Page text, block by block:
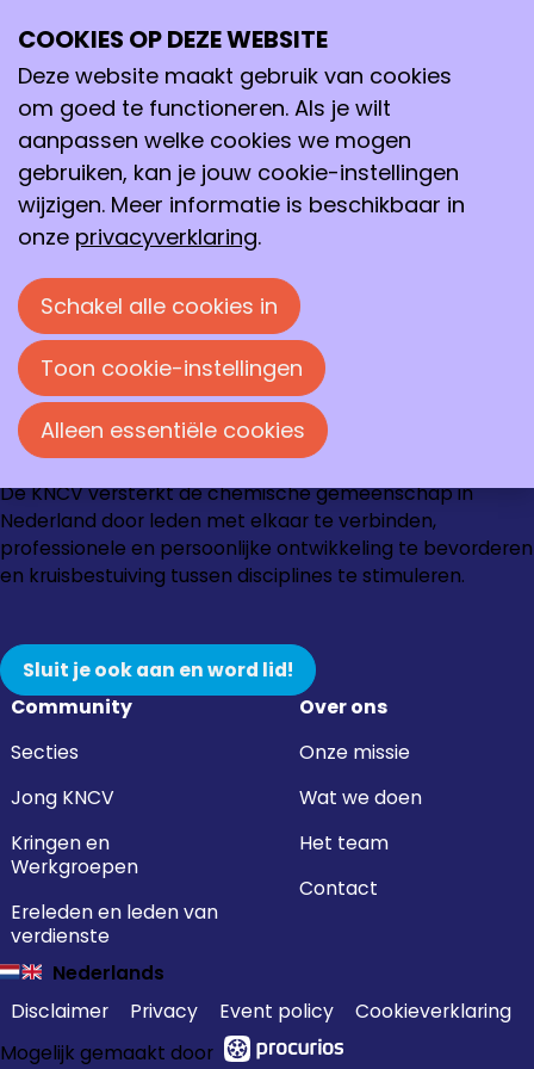
Archief 2023
maart 2023
maart 2023
Archief >2023 >maart
08-03-2023 - Eye-opener van de maand:
René Rozendal
Loire 150
2491 AK Den Haag
070 337 87 90
kncv@kncv.nl
Ga
naar
Instagram
Ga
naar
Facebook
Ga
naar
LinkedIn
Ga
naar
YouTube
Community
Secties
Jong KNCV
Kringen en
Werkgroepen
Ereleden en leden van
verdienste
Over ons
Onze missie
Wat we doen
Het team
Contact
De KNCV versterkt de chemische gemeenschap in
Nederland door leden met elkaar te verbinden,
professionele en persoonlijke ontwikkeling te bevorderen
en kruisbestuiving tussen disciplines te stimuleren.
Sluit je ook aan en word lid!
Nederlands
Disclaimer
Privacy Event policy
Cookieverklaring
Mogelijk gemaakt door
COOKIES OP DEZE WEBSITE
Deze website maakt gebruik van cookies
om goed te functioneren. Als je wilt
aanpassen welke cookies we mogen
gebruiken, kan je jouw cookie-instellingen
wijzigen. Meer informatie is beschikbaar in
onze privacyverklaring.
Schakel alle cookies in
Toon cookie-instellingen
Alleen essentiële cookies